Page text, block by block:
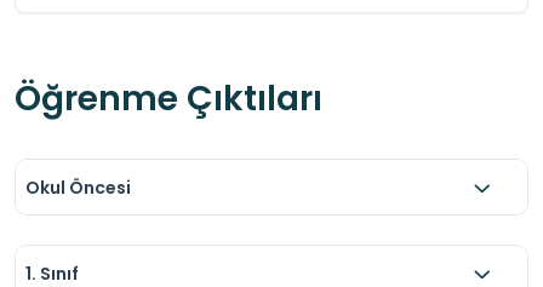
Öğrenme Çıktıları
Okul Öncesi
1. Sınıf